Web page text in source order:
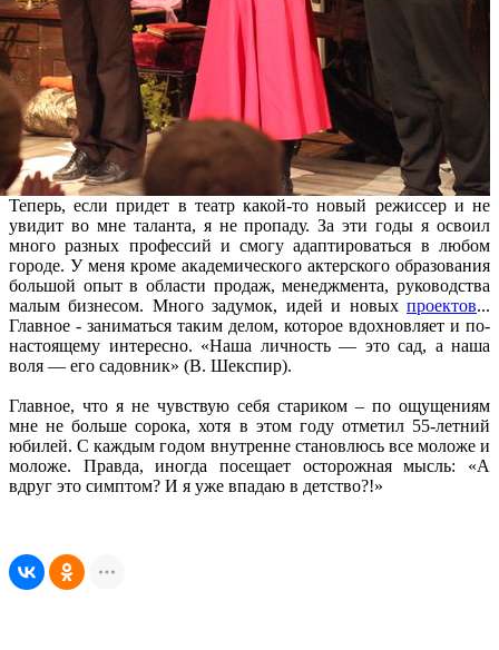
Теперь, если придет в театр какой-то новый режиссер и не
увидит во мне таланта, я не пропаду. За эти годы я освоил
много разных профессий и смогу адаптироваться в любом
городе. У меня кроме академического актерского образования
большой опыт в области продаж, менеджмента, руководства
малым бизнесом. Много задумок, идей и новых проектов...
Главное - заниматься таким делом, которое вдохновляет и по-
настоящему интересно. «Наша личность — это сад, а наша
воля — его садовник» (В. Шекспир).
Главное, что я не чувствую себя стариком – по ощущениям
мне не больше сорока, хотя в этом году отметил 55-летний
юбилей. С каждым годом внутренне становлюсь все моложе и
моложе. Правда, иногда посещает осторожная мысль: «А
вдруг это симптом? И я уже впадаю в детство?!»